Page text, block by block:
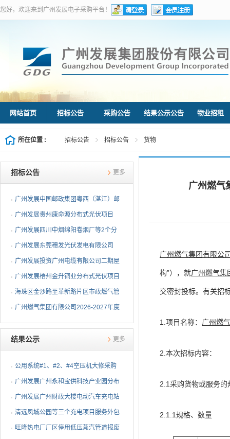
您好，欢迎来到广州发展电子采购平台！
网站首页 招标公告 采购公告 结果公示公告 物业招租
所在位置 : 招标公告 招标公告 货物
广州燃气
广州燃气集团有限公
构”），就广州燃气集
交密封投标。有关招
1.项目名称： 广州燃
2.本次招标内容：
2.1采购货物或服务
2.1.1规格、数量
招标公告 更多
广州发展中国邮政集团粤西（湛江）邮
件处理中心等3个分布...
广州发展贵州康命源分布式光伏项目
EPC总承包（第二次招标...
广州发展四川中烟绵阳卷烟厂等2个分
布式光伏项目EPC总承包...
广州发展东莞穗发光伏发电有限公司
（广州港新沙港务有限公...
广州发展投资广州电缆有限公司二期屋
顶分布式光伏项目EPC...
广州发展梧州金升铜业分布式光伏项目
EPC总承包招标公告
海珠区金沙路至革新路片区市政燃气管
网更新工程招标公告
广州燃气集团有限公司2026-2027年度
燃气用埋地聚乙烯（PE1...
结果公示 更多
公用系统#1、#2、#4空压机大修采购
结果公告
⼴州发展⼴州永和宝供科技产业园分布
式光伏项⽬可⾏性研究...
广州发展广州财政大楼电动汽车充电站
项目采购结果公告
清远凤城公园等三个充电项目服务外包
项目采购结果公告
旺隆热电厂厂区停用低压蒸汽管道报废